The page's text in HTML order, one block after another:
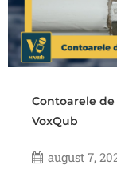
Contoarele
VoxQub
august 7,